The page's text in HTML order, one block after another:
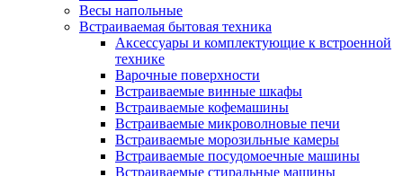
Весы напольные
Встраиваемая бытовая техника
Аксессуары и комплектующие к встроенной
технике
Варочные поверхности
Встраиваемые винные шкафы
Встраиваемые кофемашины
Встраиваемые микроволновые печи
Встраиваемые морозильные камеры
Встраиваемые посудомоечные машины
Встраиваемые стиральные машины